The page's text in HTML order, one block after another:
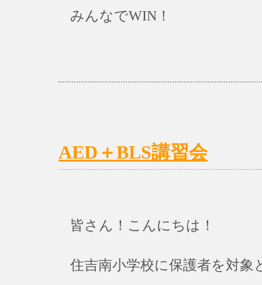
みんなでWIN！
AED＋BLS講習会
皆さん！こんにちは！
住吉南小学校に保護者を対象